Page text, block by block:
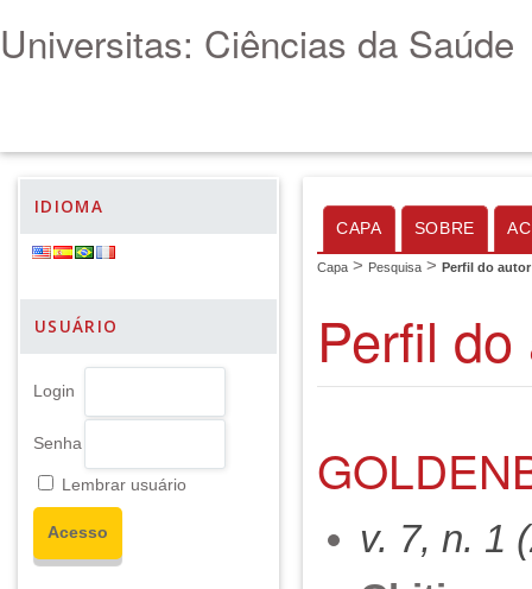
Universitas: Ciências da Saúde
IDIOMA
USUÁRIO
Login
Senha
Lembrar usuário
CAPA SOBRE
Capa > Pesquisa > Perfil do autor
Perfil
v. 7, n. 1